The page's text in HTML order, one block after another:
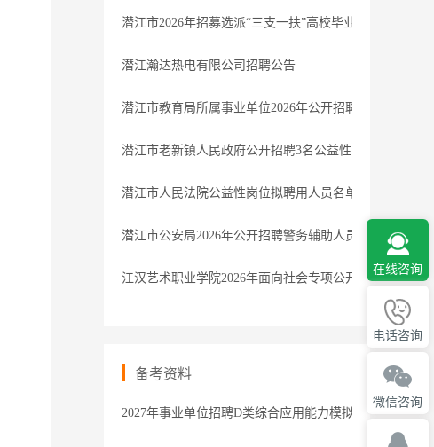
潜江市2026年招募选派“三支一扶”高校毕业生体检递补公
潜江瀚达热电有限公司招聘公告
潜江市教育局所属事业单位2026年公开招聘教师体检递
潜江市老新镇人民政府公开招聘3名公益性岗位人员的公
潜江市人民法院公益性岗位拟聘用人员名单公示
潜江市公安局2026年公开招聘警务辅助人员公告
江汉艺术职业学院2026年面向社会专项公开招聘教师、
备考资料
2027年事业单位招聘D类综合应用能力模拟卷1解析
在线咨询
电话咨询
微信咨询